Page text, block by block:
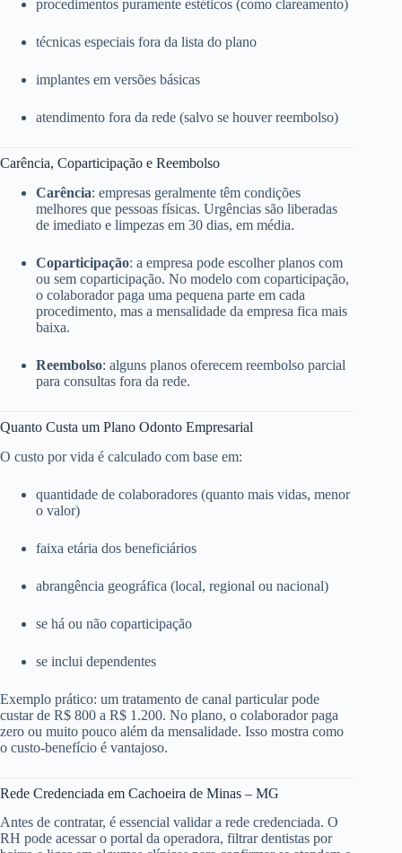
procedimentos puramente estéticos (como clareamento)
técnicas especiais fora da lista do plano
implantes em versões básicas
atendimento fora da rede (salvo se houver reembolso)
Carência, Coparticipação e Reembolso
Carência: empresas geralmente têm condições
melhores que pessoas físicas. Urgências são liberadas
de imediato e limpezas em 30 dias, em média.
Coparticipação: a empresa pode escolher planos com
ou sem coparticipação. No modelo com coparticipação,
o colaborador paga uma pequena parte em cada
procedimento, mas a mensalidade da empresa fica mais
baixa.
Reembolso: alguns planos oferecem reembolso parcial
para consultas fora da rede.
Quanto Custa um Plano Odonto Empresarial
O custo por vida é calculado com base em:
quantidade de colaboradores (quanto mais vidas, menor
o valor)
faixa etária dos beneficiários
abrangência geográfica (local, regional ou nacional)
se há ou não coparticipação
se inclui dependentes
Exemplo prático: um tratamento de canal particular pode
custar de R$ 800 a R$ 1.200. No plano, o colaborador paga
zero ou muito pouco além da mensalidade. Isso mostra como
o custo-benefício é vantajoso.
Rede Credenciada em Cachoeira de Minas – MG
Antes de contratar, é essencial validar a rede credenciada. O
RH pode acessar o portal da operadora, filtrar dentistas por